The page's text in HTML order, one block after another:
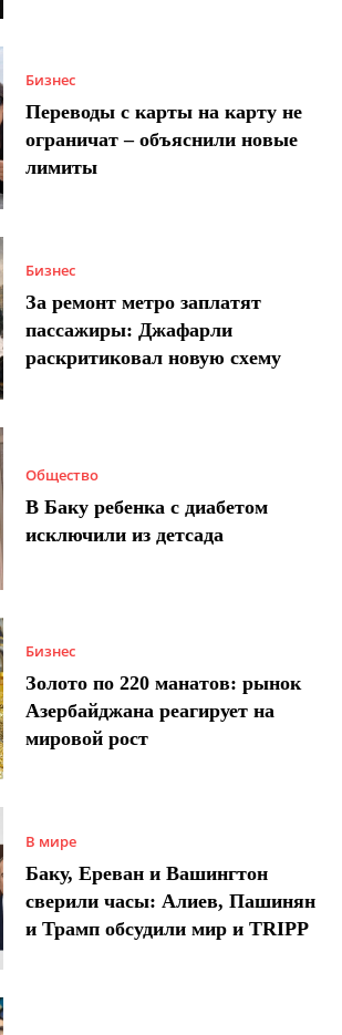
Бизнес
Переводы с карты на карту не
ограничат – объяснили новые
лимиты
Бизнес
За ремонт метро заплатят
пассажиры: Джафарли
раскритиковал новую схему
Общество
В Баку ребенка с диабетом
исключили из детсада
Бизнес
Золото по 220 манатов: рынок
Азербайджана реагирует на
мировой рост
В мире
Баку, Ереван и Вашингтон
сверили часы: Алиев, Пашинян
и Трамп обсудили мир и TRIPP